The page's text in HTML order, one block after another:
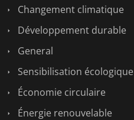
Changement climatique
Développement durable
General
Sensibilisation écologique
Économie circulaire
Énergie renouvelable